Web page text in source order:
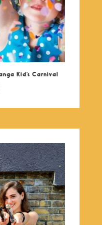
Kid’s Carnival